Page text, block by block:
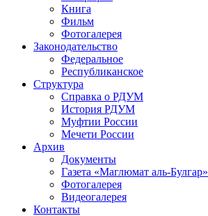
Книга
Фильм
Фотогалерея
Законодательство
Федеральное
Республиканское
Структура
Справка о РДУМ
История РДУМ
Муфтии России
Мечети России
Архив
Документы
Газета «Маглюмат аль-Булгар»
Фотогалерея
Видеогалерея
Контакты